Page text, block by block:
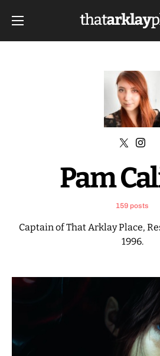
Pam
159 posts
Captain of That Arklay Place,
1996.